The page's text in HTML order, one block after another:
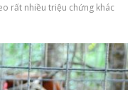
rất nhiều triệu chứng khác